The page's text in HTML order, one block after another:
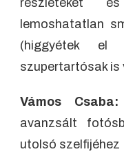
részleteket
lemoshatatlan
(higgyétek
szupertartósak is
Vámos Csaba:
avanzsált
utolsó szelfijéhez